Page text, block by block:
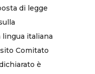
di legge
lingua italiana
Comitato
è